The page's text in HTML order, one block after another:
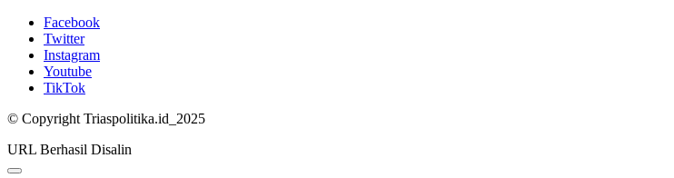
Facebook
Twitter
Instagram
Youtube
TikTok
© Copyright Triaspolitika.id_2025
URL Berhasil Disalin